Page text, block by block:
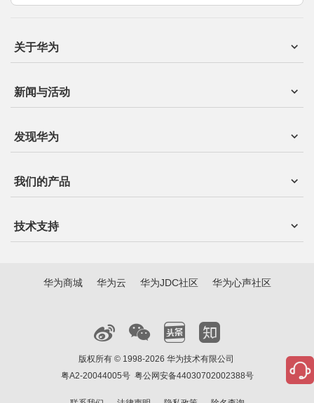
关于华为
新闻与活动
发现华为
我们的产品
技术支持
华为商城 华为云 华为JDC社区 华为心声社区
版权所有 © 1998-2026 华为技术有限公司
粤A2-20044005号 粤公网安备44030702002388号